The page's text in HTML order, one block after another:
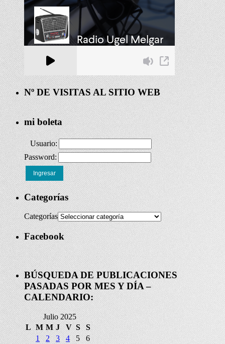
Nº DE VISITAS AL SITIO WEB
mi boleta
Usuario:
Password:
Ingresar
Categorías
Categorías
Facebook
BÚSQUEDA DE PUBLICACIONES
PASADAS POR MES Y DÍA –
CALENDARIO:
Julio 2025
L M M J V S S
1 2 3 4 5
6